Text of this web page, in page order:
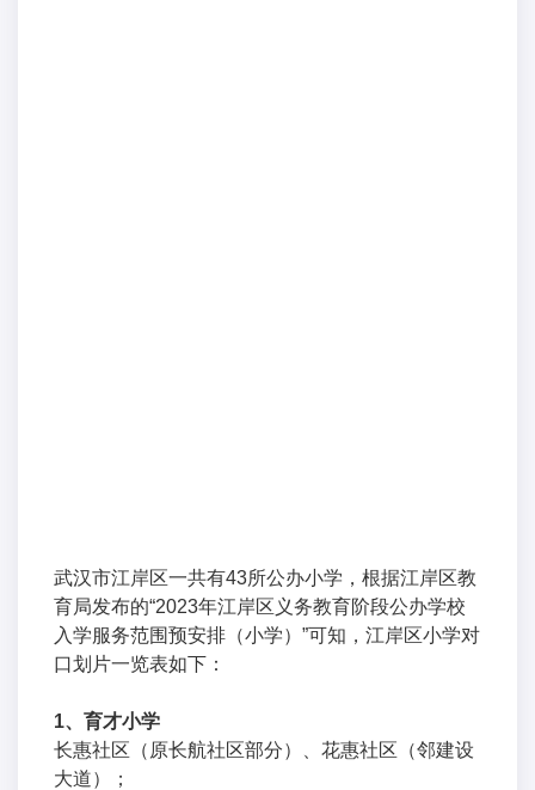
武汉市江岸区一共有43所公办小学，根据江岸区教
育局发布的“2023年江岸区义务教育阶段公办学校
入学服务范围预安排（小学）”可知，江岸区小学对
口划片一览表如下：
1、育才小学
长惠社区（原长航社区部分）、花惠社区（邻建设
大道）；